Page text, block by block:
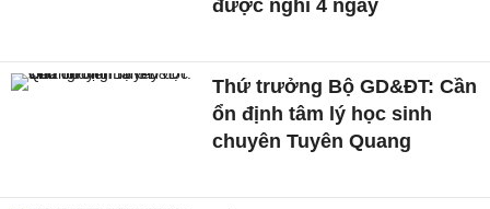
được nghỉ 4 ngày
Thứ trưởng Bộ GD&ĐT: Cần
ổn định tâm lý học sinh
chuyên Tuyên Quang